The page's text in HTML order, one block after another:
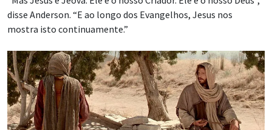
disse Anderson. “E ao longo dos Evangelhos, Jesus nos
mostra isto continuamente.”